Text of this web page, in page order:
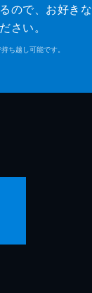
ので、お好きな
さい。
ち越し可能です。